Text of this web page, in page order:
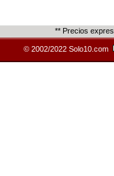
** Precios
© 2002/2022 Solo10.com